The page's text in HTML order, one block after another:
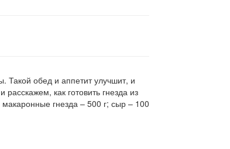
Такой обед и аппетит улучшит, и
как готовить гнезда из
гнезда – 500 г; сыр – 100